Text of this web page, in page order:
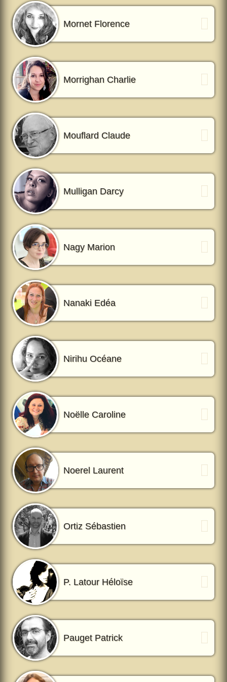
Mornet Florence
Morrighan Charlie
Mouflard Claude
Mulligan Darcy
Nagy Marion
Nanaki Edéa
Nirihu Océane
Noëlle Caroline
Noerel Laurent
Ortiz Sébastien
P. Latour Héloïse
Pauget Patrick